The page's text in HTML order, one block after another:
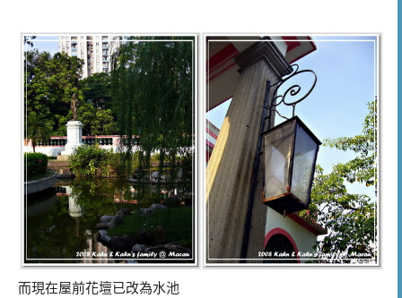
而現在屋前花壇已改為水池